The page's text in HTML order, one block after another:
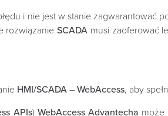
i nie jest w stanie zagwarantować
rozwiązanieSCADA musi zaoferować
HMI/SCADA – WebAccess, aby
APIs) WebAccess Advantecha może